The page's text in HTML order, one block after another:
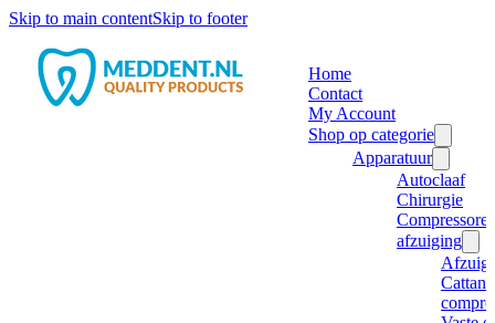
Skip to main contentSkip to footer
Home
Contact
My Account
Shop op categorie
Apparatuur
Autoclaaf
Chirurgie
afzuiging
Cattani